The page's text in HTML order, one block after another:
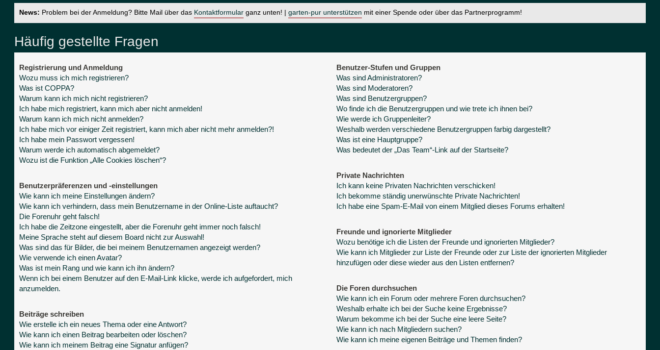
News: Problem bei der Anmeldung? Bitte Mail über das Kontaktformular ganz unten! | garten-pur unterstützen mit einer Spende oder über das Partnerprogramm!
Häufig gestellte Fragen
Registrierung und Anmeldung
Wozu muss ich mich registrieren?
Was ist COPPA?
Warum kann ich mich nicht registrieren?
Ich habe mich registriert, kann mich aber nicht anmelden!
Warum kann ich mich nicht anmelden?
Ich habe mich vor einiger Zeit registriert, kann mich aber nicht mehr anmelden?!
Ich habe mein Passwort vergessen!
Warum werde ich automatisch abgemeldet?
Wozu ist die Funktion „Alle Cookies löschen“?
Benutzerpräferenzen und -einstellungen
Wie kann ich meine Einstellungen ändern?
Wie kann ich verhindern, dass mein Benutzername in der Online-Liste auftaucht?
Die Forenuhr geht falsch!
Ich habe die Zeitzone eingestellt, aber die Forenuhr geht immer noch falsch!
Meine Sprache steht auf diesem Board nicht zur Auswahl!
Was sind das für Bilder, die bei meinem Benutzernamen angezeigt werden?
Wie verwende ich einen Avatar?
Was ist mein Rang und wie kann ich ihn ändern?
Wenn ich bei einem Benutzer auf den E-Mail-Link klicke, werde ich aufgefordert, mich
anzumelden.
Beiträge schreiben
Wie erstelle ich ein neues Thema oder eine Antwort?
Wie kann ich einen Beitrag bearbeiten oder löschen?
Wie kann ich meinem Beitrag eine Signatur anfügen?
Benutzer-Stufen und Gruppen
Was sind Administratoren?
Was sind Moderatoren?
Was sind Benutzergruppen?
Wo finde ich die Benutzergruppen und wie trete ich ihnen bei?
Wie werde ich Gruppenleiter?
Weshalb werden verschiedene Benutzergruppen farbig dargestellt?
Was ist eine Hauptgruppe?
Was bedeutet der „Das Team“-Link auf der Startseite?
Private Nachrichten
Ich kann keine Privaten Nachrichten verschicken!
Ich bekomme ständig unerwünschte Private Nachrichten!
Ich habe eine Spam-E-Mail von einem Mitglied dieses Forums erhalten!
Freunde und ignorierte Mitglieder
Wozu benötige ich die Listen der Freunde und ignorierten Mitglieder?
Wie kann ich Mitglieder zur Liste der Freunde oder zur Liste der ignorierten Mitglieder
hinzufügen oder diese wieder aus den Listen entfernen?
Die Foren durchsuchen
Wie kann ich ein Forum oder mehrere Foren durchsuchen?
Weshalb erhalte ich bei der Suche keine Ergebnisse?
Warum bekomme ich bei der Suche eine leere Seite?
Wie kann ich nach Mitgliedern suchen?
Wie kann ich meine eigenen Beiträge und Themen finden?